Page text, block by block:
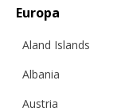
Europa
Aland Islands
Albania
Austria